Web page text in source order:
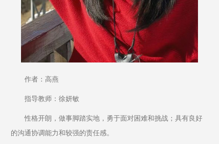
作者：高燕
指导教师：徐妍敏
性格开朗，做事脚踏实地，勇于面对困难和挑战；具有良好
的沟通协调能力和较强的责任感。